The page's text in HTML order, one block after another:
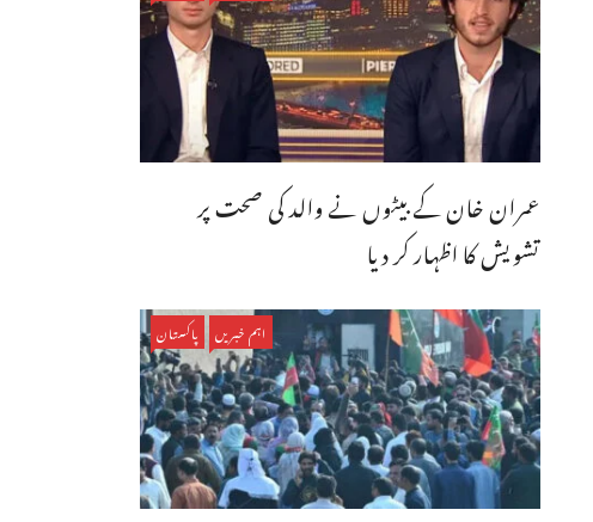
عمران خان کے بیٹوں نے والد کی صحت پر
تشویش کا اظہار کر دیا
اہم خبریں پاکستان